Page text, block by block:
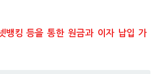
뱅킹 등을 통한 원금과 이자 납입 가